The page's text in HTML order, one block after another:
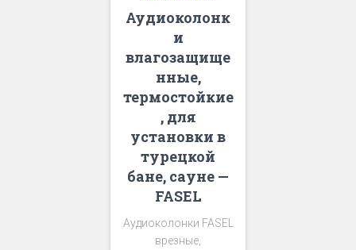
Аудиоколонк
и
влагозащище
нные,
термостойкие
, для
установки в
турецкой
бане, сауне —
FASEL
Аудиоколонки FASEL
врезные,